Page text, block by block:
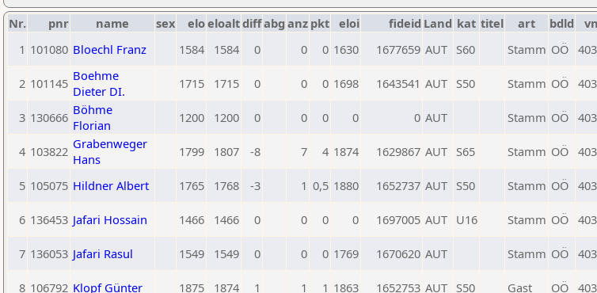
Nr. pnr name sex eloeloaltdiffabg anz pkt eloi fideid Land kat titel art bdld
1 101080 Bloechl Franz 1584 1584 0 0 0 1630 1677659 AUT S60 Stamm OÖ
2 101145 Boehme
Dieter DI.
1715 1715 0 0 0 1698 1643541 AUT S50 Stamm OÖ
3 130666 Böhme
Florian
1200 1200 0 0 0 0 0 AUT Stamm OÖ
4 103822 Grabenweger
Hans
1799 1807 -8 7 4 1874 1629867 AUT S65 Stamm OÖ
5 105075 Hildner Albert 1765 1768 -3 1 0,5 1880 1652737 AUT S50 Stamm OÖ
6 136453 Jafari Hossain 1466 1466 0 0 0 0 1697005 AUT U16 Stamm OÖ
7 136053 Jafari Rasul 1549 1549 0 0 0 1769 1670620 AUT Stamm OÖ
8 106792 Klopf Günter 1875 1874 1 1 1 1863 1652753 AUT S50 Gast OÖ